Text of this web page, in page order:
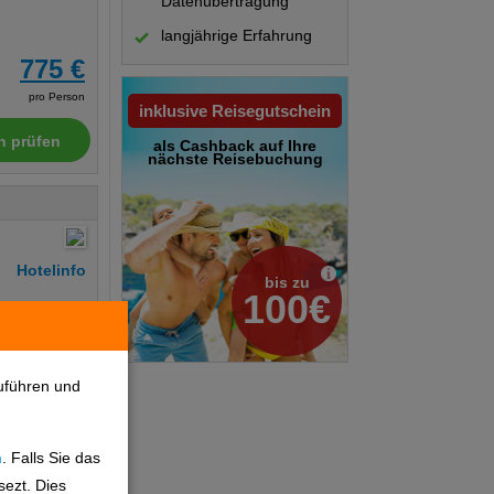
und
. Falls Sie das
Dies
langjährige Erfahrung
inklusive Reisegutschein
als Cashback auf Ihre
nächste Reisebuchung
bis zu
100€
775 €
pro Person
prüfen
Hotelinfo
779 €
prüfen